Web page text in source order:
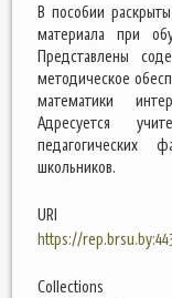
В пособии
материала при
Представлены
методическое
математики
Адресуется
педагогических
школьников.
URI
https://
Collections